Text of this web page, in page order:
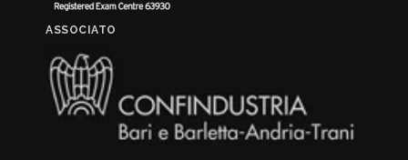
ASSOCIATO